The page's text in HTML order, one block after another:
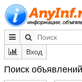
Вход
Поиск объявлений